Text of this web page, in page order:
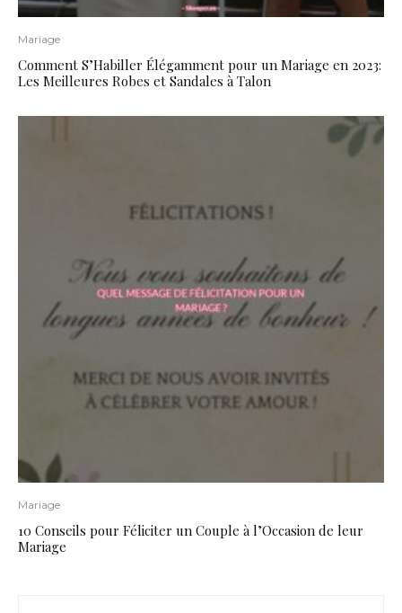
Mariage
Comment S’Habiller Élégamment pour un Mariage en 2023:
Les Meilleures Robes et Sandales à Talon
Mariage
10 Conseils pour Féliciter un Couple à l’Occasion de leur
Mariage